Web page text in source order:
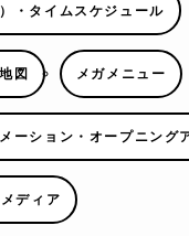
・タイムスケジュール
図 メガメニュー
ーション・オープニング
ディア